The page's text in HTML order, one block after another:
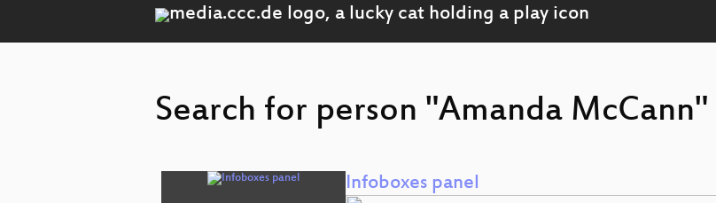
Search for person "Amanda
Infoboxes panel